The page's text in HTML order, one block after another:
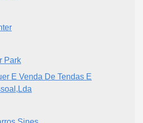
Park
E Venda De Tendas E